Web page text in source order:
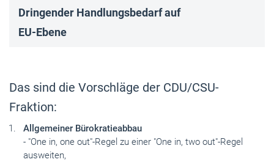
Dringender Handlungsbedarf auf
EU-Ebene
Das sind die Vorschläge der CDU/CSU-
Fraktion:
Allgemeiner Bürokratieabbau
- "One in, one out"-Regel zu einer "One in, two out"-Regel
ausweiten,